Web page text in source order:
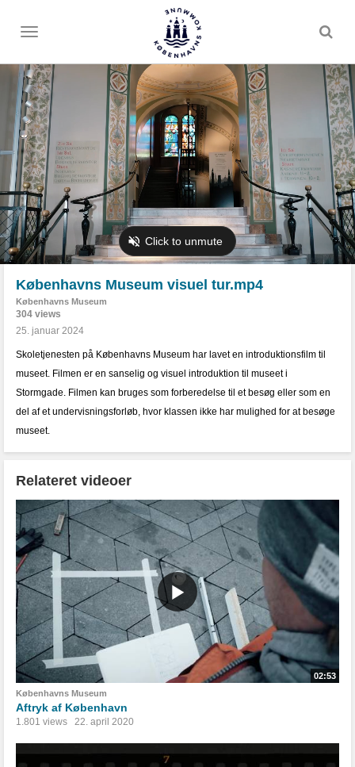
Toggle
Københavns Museum visuel tur.mp4
Københavns Museum
304 views
25. januar 2024
Skoletjenesten på Københavns Museum har lavet en introduktionsfilm til
museet. Filmen er en sanselig og visuel introduktion til museet i
Stormgade. Filmen kan bruges som forberedelse til et besøg eller som en
del af et undervisningsforløb, hvor klassen ikke har mulighed for at besøge
museet.
Relateret videoer
02:53
Københavns Museum
Aftryk af København
1.801 views 22. april 2020